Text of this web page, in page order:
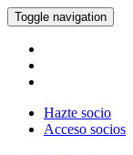
Toggle navigation
Hazte socio
Acceso socios